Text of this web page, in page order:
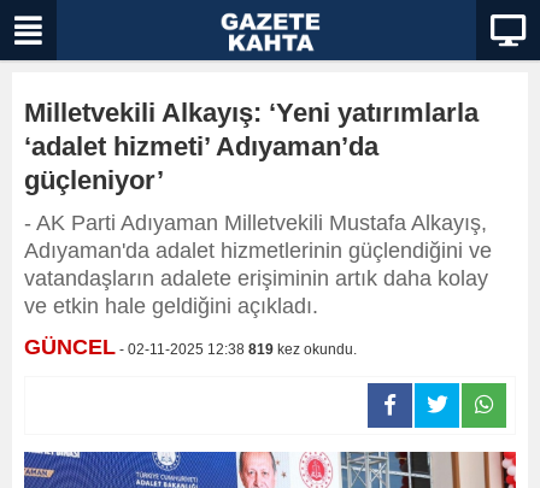
Milletvekili Alkayış: ‘Yeni yatırımlarla
‘adalet hizmeti’ Adıyaman’da
güçleniyor’
- AK Parti Adıyaman Milletvekili Mustafa Alkayış,
Adıyaman'da adalet hizmetlerinin güçlendiğini ve
vatandaşların adalete erişiminin artık daha kolay
ve etkin hale geldiğini açıkladı.
GÜNCEL - 02-11-2025 12:38 819 kez okundu.